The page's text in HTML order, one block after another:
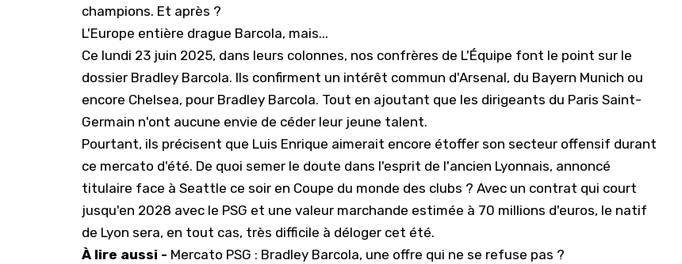
champions. Et après ?
L'Europe entière drague Barcola, mais...
Ce lundi 23 juin 2025, dans leurs colonnes, nos confrères de L'Équipe font le point sur le
dossier Bradley Barcola. Ils confirment un intérêt commun d'Arsenal, du Bayern Munich ou
encore Chelsea, pour Bradley Barcola. Tout en ajoutant que les dirigeants du Paris Saint-
Germain n'ont aucune envie de céder leur jeune talent.
Pourtant, ils précisent que Luis Enrique aimerait encore étoffer son secteur offensif durant
ce mercato d'été. De quoi semer le doute dans l'esprit de l'ancien Lyonnais, annoncé
titulaire face à Seattle ce soir en Coupe du monde des clubs ? Avec un contrat qui court
jusqu'en 2028 avec le PSG et une valeur marchande estimée à 70 millions d'euros, le natif
de Lyon sera, en tout cas, très difficile à déloger cet été.
À lire aussi - Mercato PSG : Bradley Barcola, une offre qui ne se refuse pas ?